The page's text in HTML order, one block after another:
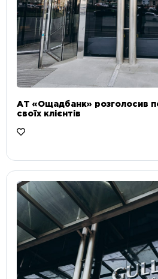
АТ «Ощадбанк» розголосив
своїх клієнтів